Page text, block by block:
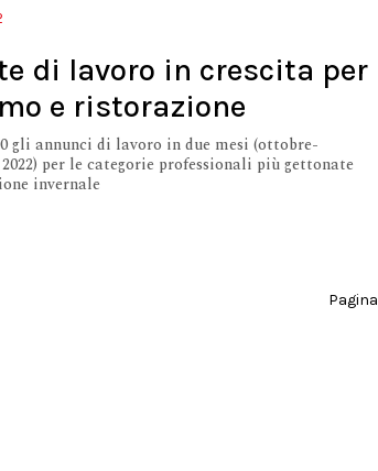
di lavoro in crescita per
e ristorazione
gli annunci di lavoro in due mesi (ottobre-
per le categorie professionali più gettonate
invernale
Pagina